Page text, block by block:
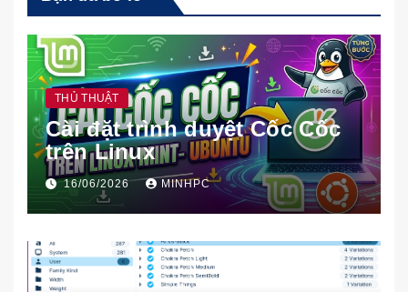
THỦ THUẬT
Cài đặt trình duyệt Cốc Cốc
trên Linux
16/06/2026 MINHPC